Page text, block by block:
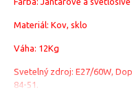
Materiál: Kov, sklo
Váha: 12Kg
Svetelný zdroj: E27/60W,
84-51.